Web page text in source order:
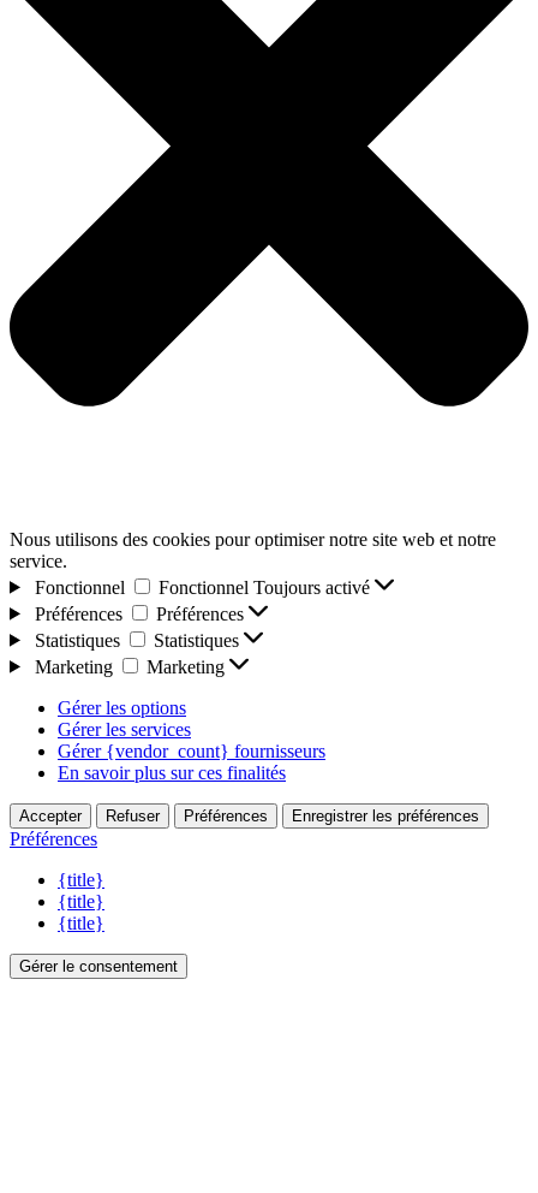
Nous utilisons des cookies pour optimiser notre site web et notre
service.
Fonctionnel
Fonctionnel Toujours activé
Préférences
Préférences
Statistiques
Statistiques
Marketing
Marketing
Gérer les options
Gérer les services
Gérer {vendor_count} fournisseurs
En savoir plus sur ces finalités
Accepter Refuser Préférences Enregistrer les préférences
Préférences
{title}
{title}
{title}
Gérer le consentement